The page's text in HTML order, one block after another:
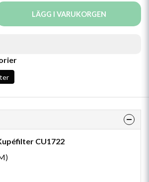
LÄGG I VARUKORGEN
CU1722